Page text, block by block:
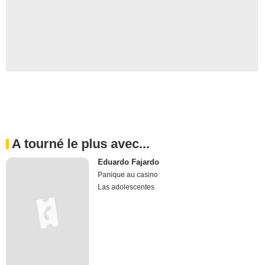
A tourné le plus avec...
Eduardo Fajardo
Panique au casino
Las adolescentes